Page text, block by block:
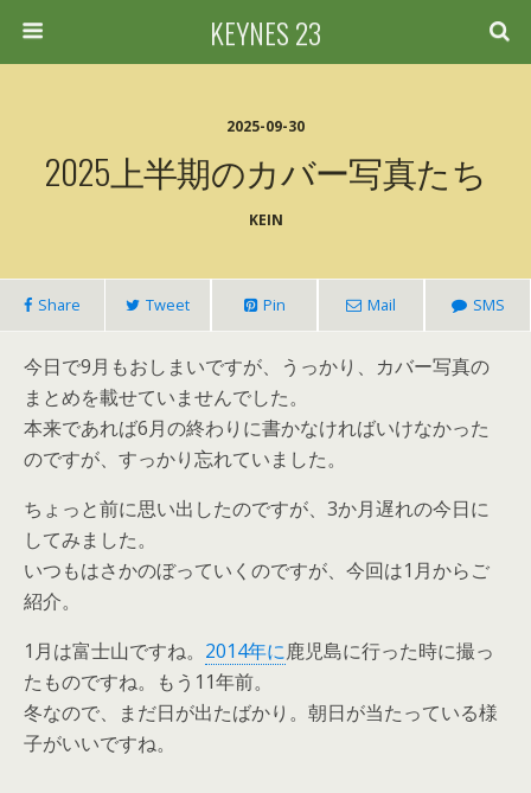
KEYNES 23
2025-09-30
2025上半期のカバー写真たち
KEIN
Share Tweet Pin Mail SMS
今日で9月もおしまいですが、うっかり、カバー写真の
まとめを載せていませんでした。
本来であれば6月の終わりに書かなければいけなかった
のですが、すっかり忘れていました。
ちょっと前に思い出したのですが、3か月遅れの今日に
してみました。
いつもはさかのぼっていくのですが、今回は1月からご
紹介。
1月は富士山ですね。 2014年に鹿児島に行った時に撮っ
たものですね。もう11年前。
冬なので、まだ日が出たばかり。朝日が当たっている様
子がいいですね。